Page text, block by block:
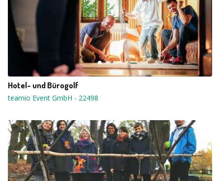
Hotel- und Bürogolf
teamio Event GmbH - 22498